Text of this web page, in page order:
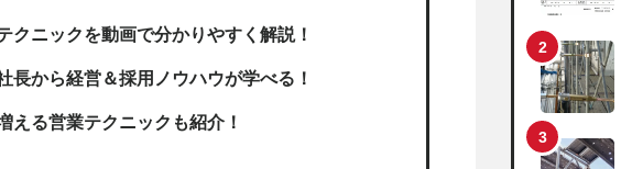
クニックを動画で分かりやすく解説！
長から経営＆採用ノウハウが学べる！
える営業テクニックも紹介！